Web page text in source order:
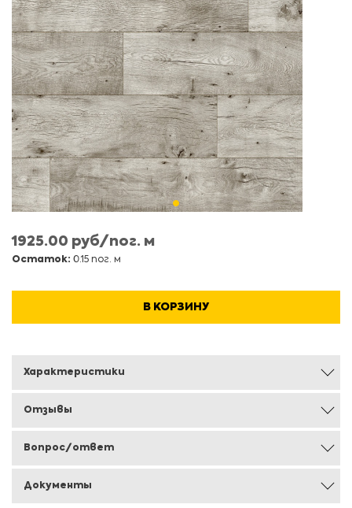
1925.00 руб/пог. м
Остаток: 0.15 пог. м
В КОРЗИНУ
Характеристики
Отзывы
Вопрос/ответ
Документы